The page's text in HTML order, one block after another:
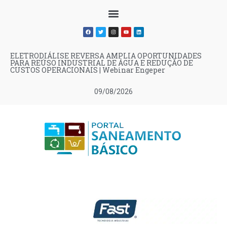
09/08/2026
ELETRODIÁLISE REVERSA AMPLIA OPORTUNIDADES
PARA REÚSO INDUSTRIAL DE ÁGUA E REDUÇÃO DE
CUSTOS OPERACIONAIS | Webinar Engeper